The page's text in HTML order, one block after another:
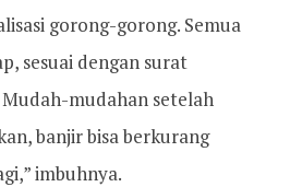
gorong-gorong. Semua
sesuai dengan surat
mudahan setelah
banjir bisa berkurang
imbuhnya.